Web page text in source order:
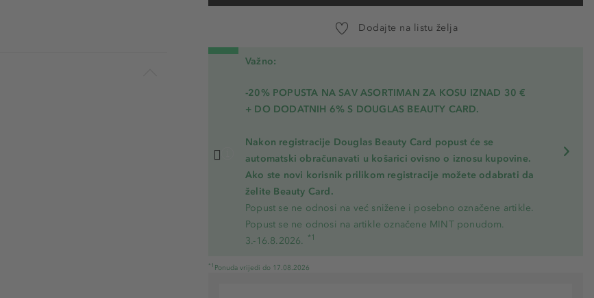
Dodajte na listu želja
Važno:
-20% POPUSTA NA SAV ASORTIMAN ZA KOSU IZNAD 30 €
+ DO DODATNIH 6% S DOUGLAS BEAUTY CARD.
Nakon registracije Douglas Beauty Card popust će se
automatski obračunavati u košarici ovisno o iznosu kupovine.
Ako ste novi korisnik prilikom registracije možete odabrati da
želite Beauty Card.
Popust se ne odnosi na već snižene i posebno označene artikle.
Popust se ne odnosi na artikle označene MINT ponudom.
3.-16.8.2026.
*1
*1 Ponuda vrijedi do 17.08.2026